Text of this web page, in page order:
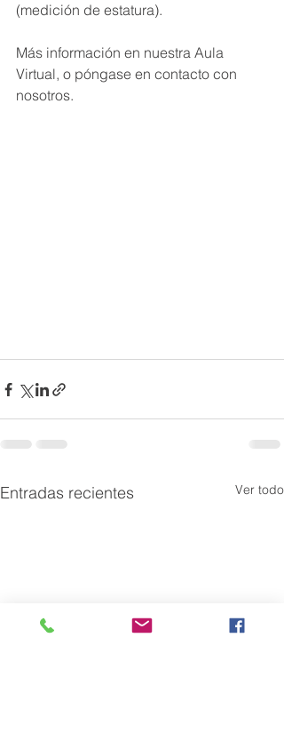
(medición de estatura).
Más información en nuestra Aula
Virtual, o póngase en contacto con
nosotros.
Entradas recientes Ver todo